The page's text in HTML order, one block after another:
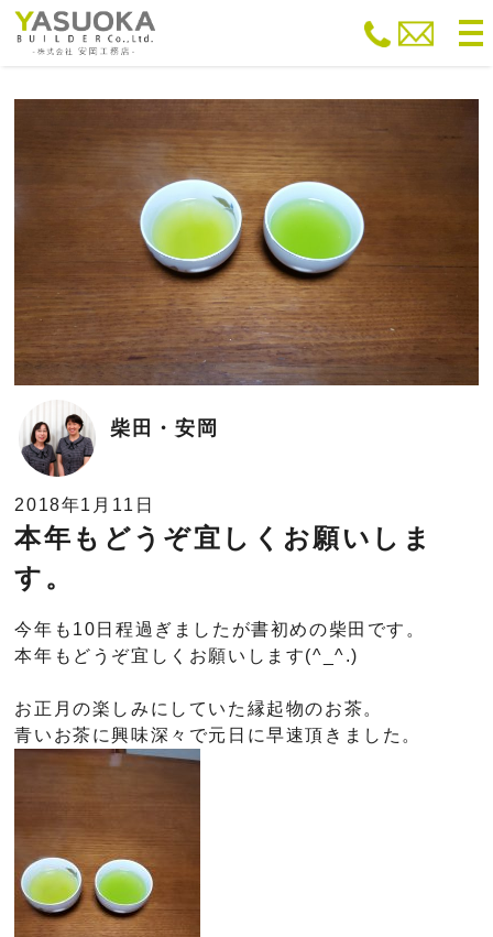
柴田・安岡
2018年1月11日
本年もどうぞ宜しくお願いしま
す。
今年も10日程過ぎましたが書初めの柴田です。
本年もどうぞ宜しくお願いします(^_^.)
お正月の楽しみにしていた縁起物のお茶。
青いお茶に興味深々で元日に早速頂きました。